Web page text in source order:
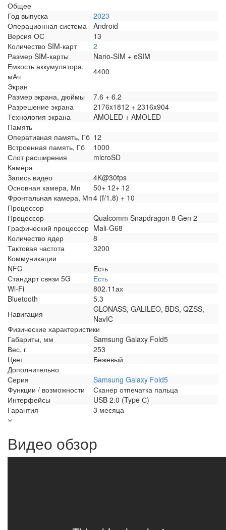
Общее
Год выпуска
2023
Операционная система
Android
Версия ОС
13
Количество SIM-карт
2
Размер SIM-карты
Nano-SIM + eSIM
Емкость аккумулятора,
мАч
4400
Экран
Размер экрана, дюймы
7.6 + 6.2
Разрешение экрана
2176x1812 + 2316x904
Технология экрана
AMOLED + AMOLED
Память
Оперативная память, Гб 12
Встроенная память, Гб
1000
Слот расширения
microSD
Камера
Запись видео
4K@30fps
Основная камера, Мп
50+ 12+ 12
Фронтальная камера, Мп4 (f/1.8) + 10
Процессор
Процессор
Qualcomm Snapdragon 8 Gen 2
Графический процессор Mali-G68
Количество ядер
8
Тактовая частота
3200
Коммуникации
NFC
Есть
Стандарт связи 5G
Есть
Wi-Fi
802.11ах
Bluetooth
5.3
Навигация
GLONASS, GALILEO, BDS, QZSS,
NavIC
Физические характеристики
Габариты, мм
Samsung Galaxy Fold5
Вес, г
253
Цвет
Бежевый
Дополнительно
Серия
Samsung Galaxy Fold5
Функции / возможности
Сканер отпечатка пальца
Интерфейсы
USB 2.0 (Type С)
Гарантия
3 месяца
Видео обзор